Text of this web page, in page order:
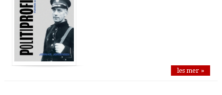
les mer »